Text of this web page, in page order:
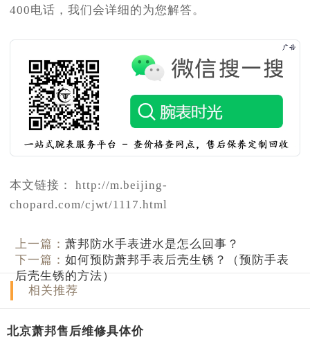
400电话，我们会详细的为您解答。
本文链接： http://m.beijing-
chopard.com/cjwt/1117.html
上一篇：萧邦防水手表进水是怎么回事？
下一篇：如何预防萧邦手表后壳生锈？（预防手表
后壳生锈的方法）
相关推荐
北京萧邦售后维修具体价